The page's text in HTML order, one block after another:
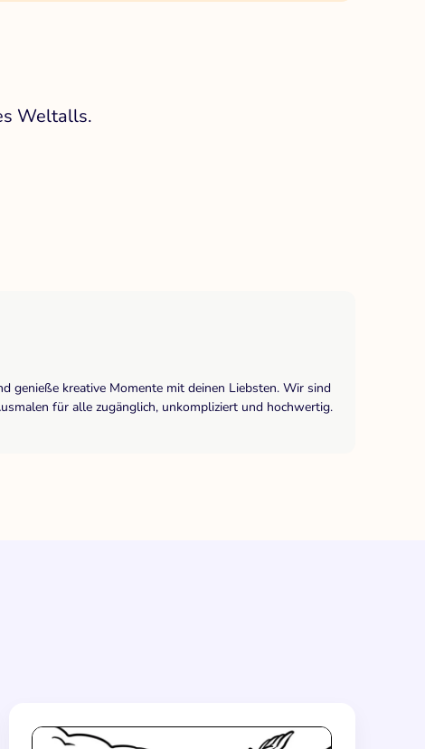
Weltalls.
genieße kreative Momente mit deinen Liebsten. Wir sind
für alle zugänglich, unkompliziert und hochwertig.